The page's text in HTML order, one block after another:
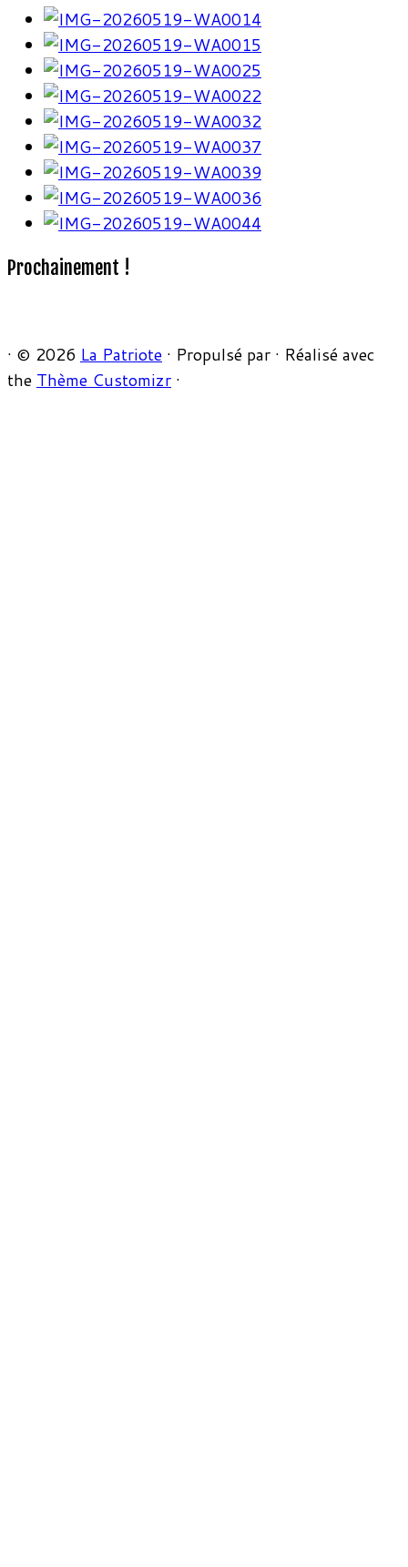
Prochainement !
· © 2026 La Patriote · Propulsé par · Réalisé avec
the Thème Customizr ·